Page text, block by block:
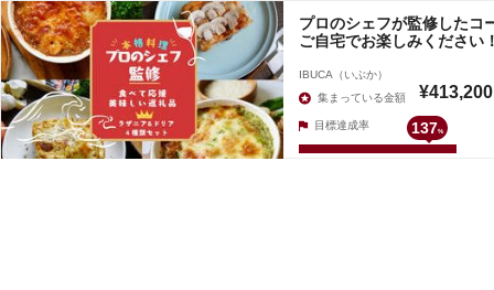
プロのシェフが監修したコ
ご自宅でお楽しみください
IBUCA（いぶか）
集まっている金額
¥413,200
目標達成率 137%